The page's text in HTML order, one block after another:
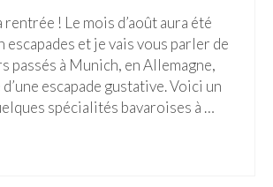
Picchu
rentrée ! Le mois d’août aura été
escapades et je vais vous parler de
passés à Munich, en Allemagne,
escapade gustative. Voici un
spécialités bavaroises à …